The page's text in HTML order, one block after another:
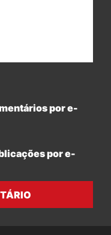
por e-
por e-